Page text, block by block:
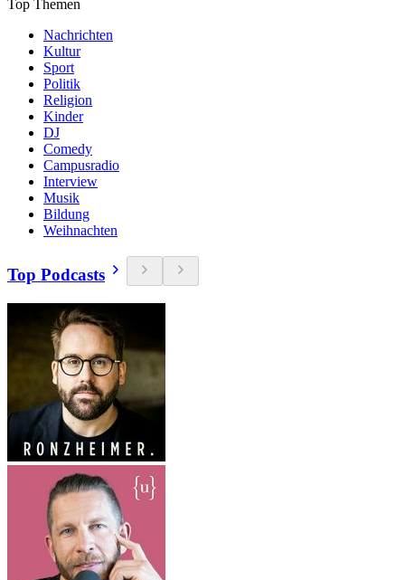
Top Themen
Nachrichten
Kultur
Sport
Politik
Religion
Kinder
DJ
Comedy
Campusradio
Interview
Musik
Bildung
Weihnachten
Top Podcasts